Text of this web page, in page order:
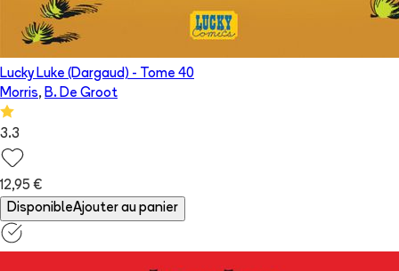
Lucky Luke (Dargaud) - Tome 40
Morris, B. De Groot
3.3
12,95 €
DisponibleAjouter au panier